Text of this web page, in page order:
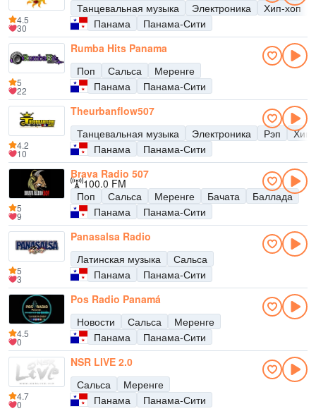
Танцевальная музыка
Электроника Хип-хоп
Панама
Панама-Сити
4.5
30
Rumba Hits Panama
Поп
Сальса
Меренге
Панама
Панама-Сити
5
22
Theurbanflow507
Танцевальная музыка
Электроника Рэп
Панама
Панама-Сити
4.2
10
Brava Radio 507
100.0 FM
Поп
Сальса Меренге Бачата
Баллада
Панама
Панама-Сити
5
9
Panasalsa Radio
Латинская музыка
Сальса
Панама
Панама-Сити
5
3
Pos Radio Panamá
Новости
Сальса
Меренге
Панама
Панама-Сити
4.5
0
NSR LIVE 2.0
Сальса
Меренге
Панама
Панама-Сити
4.7
0